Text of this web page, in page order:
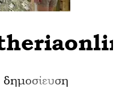
δημοσίευση